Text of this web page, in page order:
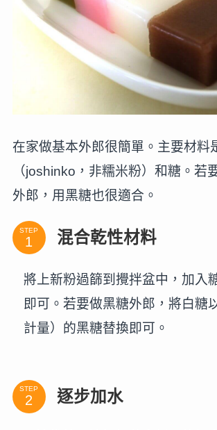
在家做基本外郎很簡單。主要材料
（joshinko，非糯米粉）和糖。若
外郎，用黑糖也很適合。
STEP 混合乾性材料
將上新粉過篩到攪拌盆中，加入
即可。若要做黑糖外郎，將白糖
計量）的黑糖替換即可。
STEP 逐步加水